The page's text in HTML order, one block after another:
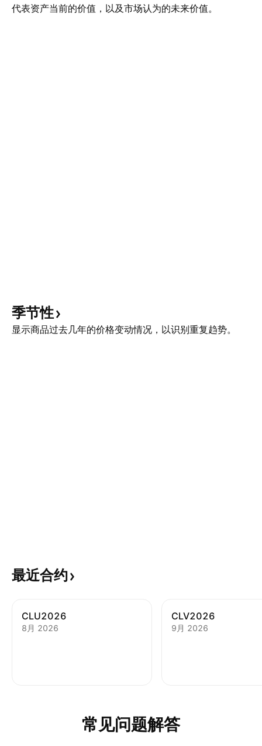
代表资产当前的价值，以及市场认为的未来价值。
季节性
显示商品过去几年的价格变动情况，以识别重复趋势。
最近合约
CLU2026
8月 2026
CLV2026
9月 2026
常见问题解答